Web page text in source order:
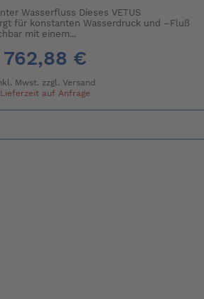
Wasserfluss Dieses VETUS
für konstanten Wasserdruck und –Fluß
mit einem...
762,88 €
Mwst. zzgl. Versand
Lieferzeit auf Anfrage